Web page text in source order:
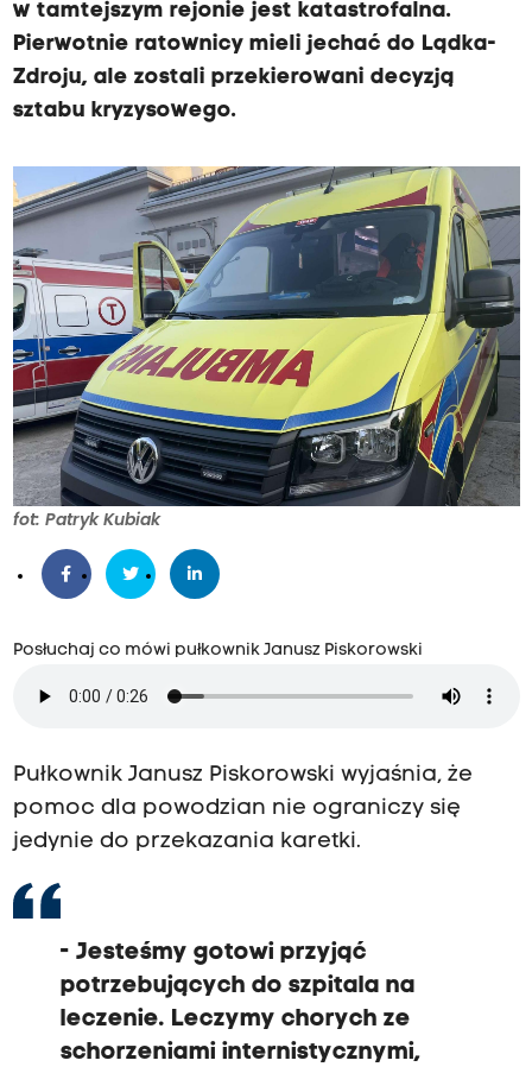
w tamtejszym rejonie jest katastrofalna.
Pierwotnie ratownicy mieli jechać do Lądka-
Zdroju, ale zostali przekierowani decyzją
sztabu kryzysowego.
fot: Patryk Kubiak
Posłuchaj co mówi pułkownik Janusz Piskorowski
Pułkownik Janusz Piskorowski wyjaśnia, że
pomoc dla powodzian nie ograniczy się
jedynie do przekazania karetki.
- Jesteśmy gotowi przyjąć
potrzebujących do szpitala na
leczenie. Leczymy chorych ze
schorzeniami internistycznymi,